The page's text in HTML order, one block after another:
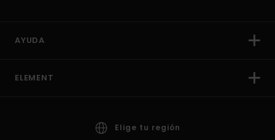
AYUDA
ELEMENT
Elige tu región